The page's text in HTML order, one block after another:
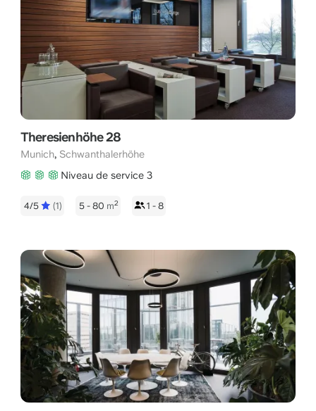
Theresienhöhe 28
Munich, Schwanthalerhöhe
Niveau de service 3
4/5 (1) 5 - 80 m2 1 - 8